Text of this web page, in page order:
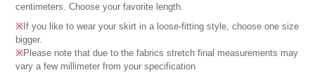
centimeters. Choose your favorite length.
※If you like to wear your skirt in a loose-fitting style, choose one size
bigger.
※Please note that due to the fabrics stretch final measurements may
vary a few millimeter from your specification